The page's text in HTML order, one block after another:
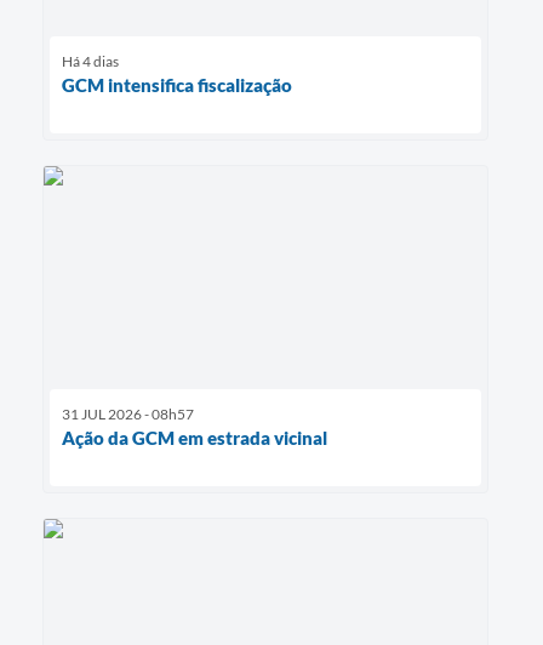
Há 4 dias
GCM intensifica fiscalização
31 JUL 2026 - 08h57
Ação da GCM em estrada vicinal